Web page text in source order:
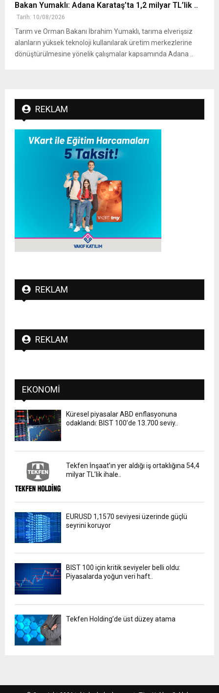
Bakan Yumaklı: Adana Karataş’ta 1,2 milyar TL’lik ..
Tarih: 10/08/2026
Tarım ve Orman Bakanı İbrahim Yumaklı, tarıma elverişsiz
alanların yüksek teknoloji kullanılarak üretim merkezlerine
dönüştürülmesine yönelik çalışmalar kapsamında Adana ..
REKLAM
REKLAM
REKLAM
EKONOMI
Küresel piyasalar ABD enflasyonuna
odaklandı: BIST 100’de 13.700 seviy..
Tekfen İnşaat’ın yer aldığı iş ortaklığına 54,4
milyar TL’lik ihale..
EURUSD 1,1570 seviyesi üzerinde güçlü
seyrini koruyor
BIST 100 için kritik seviyeler belli oldu:
Piyasalarda yoğun veri haft..
Tekfen Holding’de üst düzey atama